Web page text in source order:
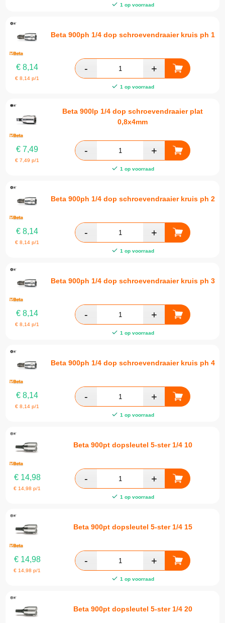
1 op voorraad
Beta 900ph 1/4 dop schroevendraaier kruis ph 1
€ 8,14
€8,14 p/1
1 op voorraad
Beta 900lp 1/4 dop schroevendraaier plat
0,8x4mm
€ 7,49
€7,49 p/1
1 op voorraad
Beta 900ph 1/4 dop schroevendraaier kruis ph 2
€ 8,14
€8,14 p/1
1 op voorraad
Beta 900ph 1/4 dop schroevendraaier kruis ph 3
€ 8,14
€8,14 p/1
1 op voorraad
Beta 900ph 1/4 dop schroevendraaier kruis ph 4
€ 8,14
€8,14 p/1
1 op voorraad
Beta 900pt dopsleutel 5-ster 1/4 10
€14,98
€ 14,98 p/1
1 op voorraad
Beta 900pt dopsleutel 5-ster 1/4 15
€14,98
€ 14,98 p/1
1 op voorraad
Beta 900pt dopsleutel 5-ster 1/4 20